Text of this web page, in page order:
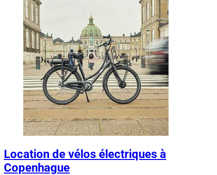
Location de vélos électriques à
Copenhague